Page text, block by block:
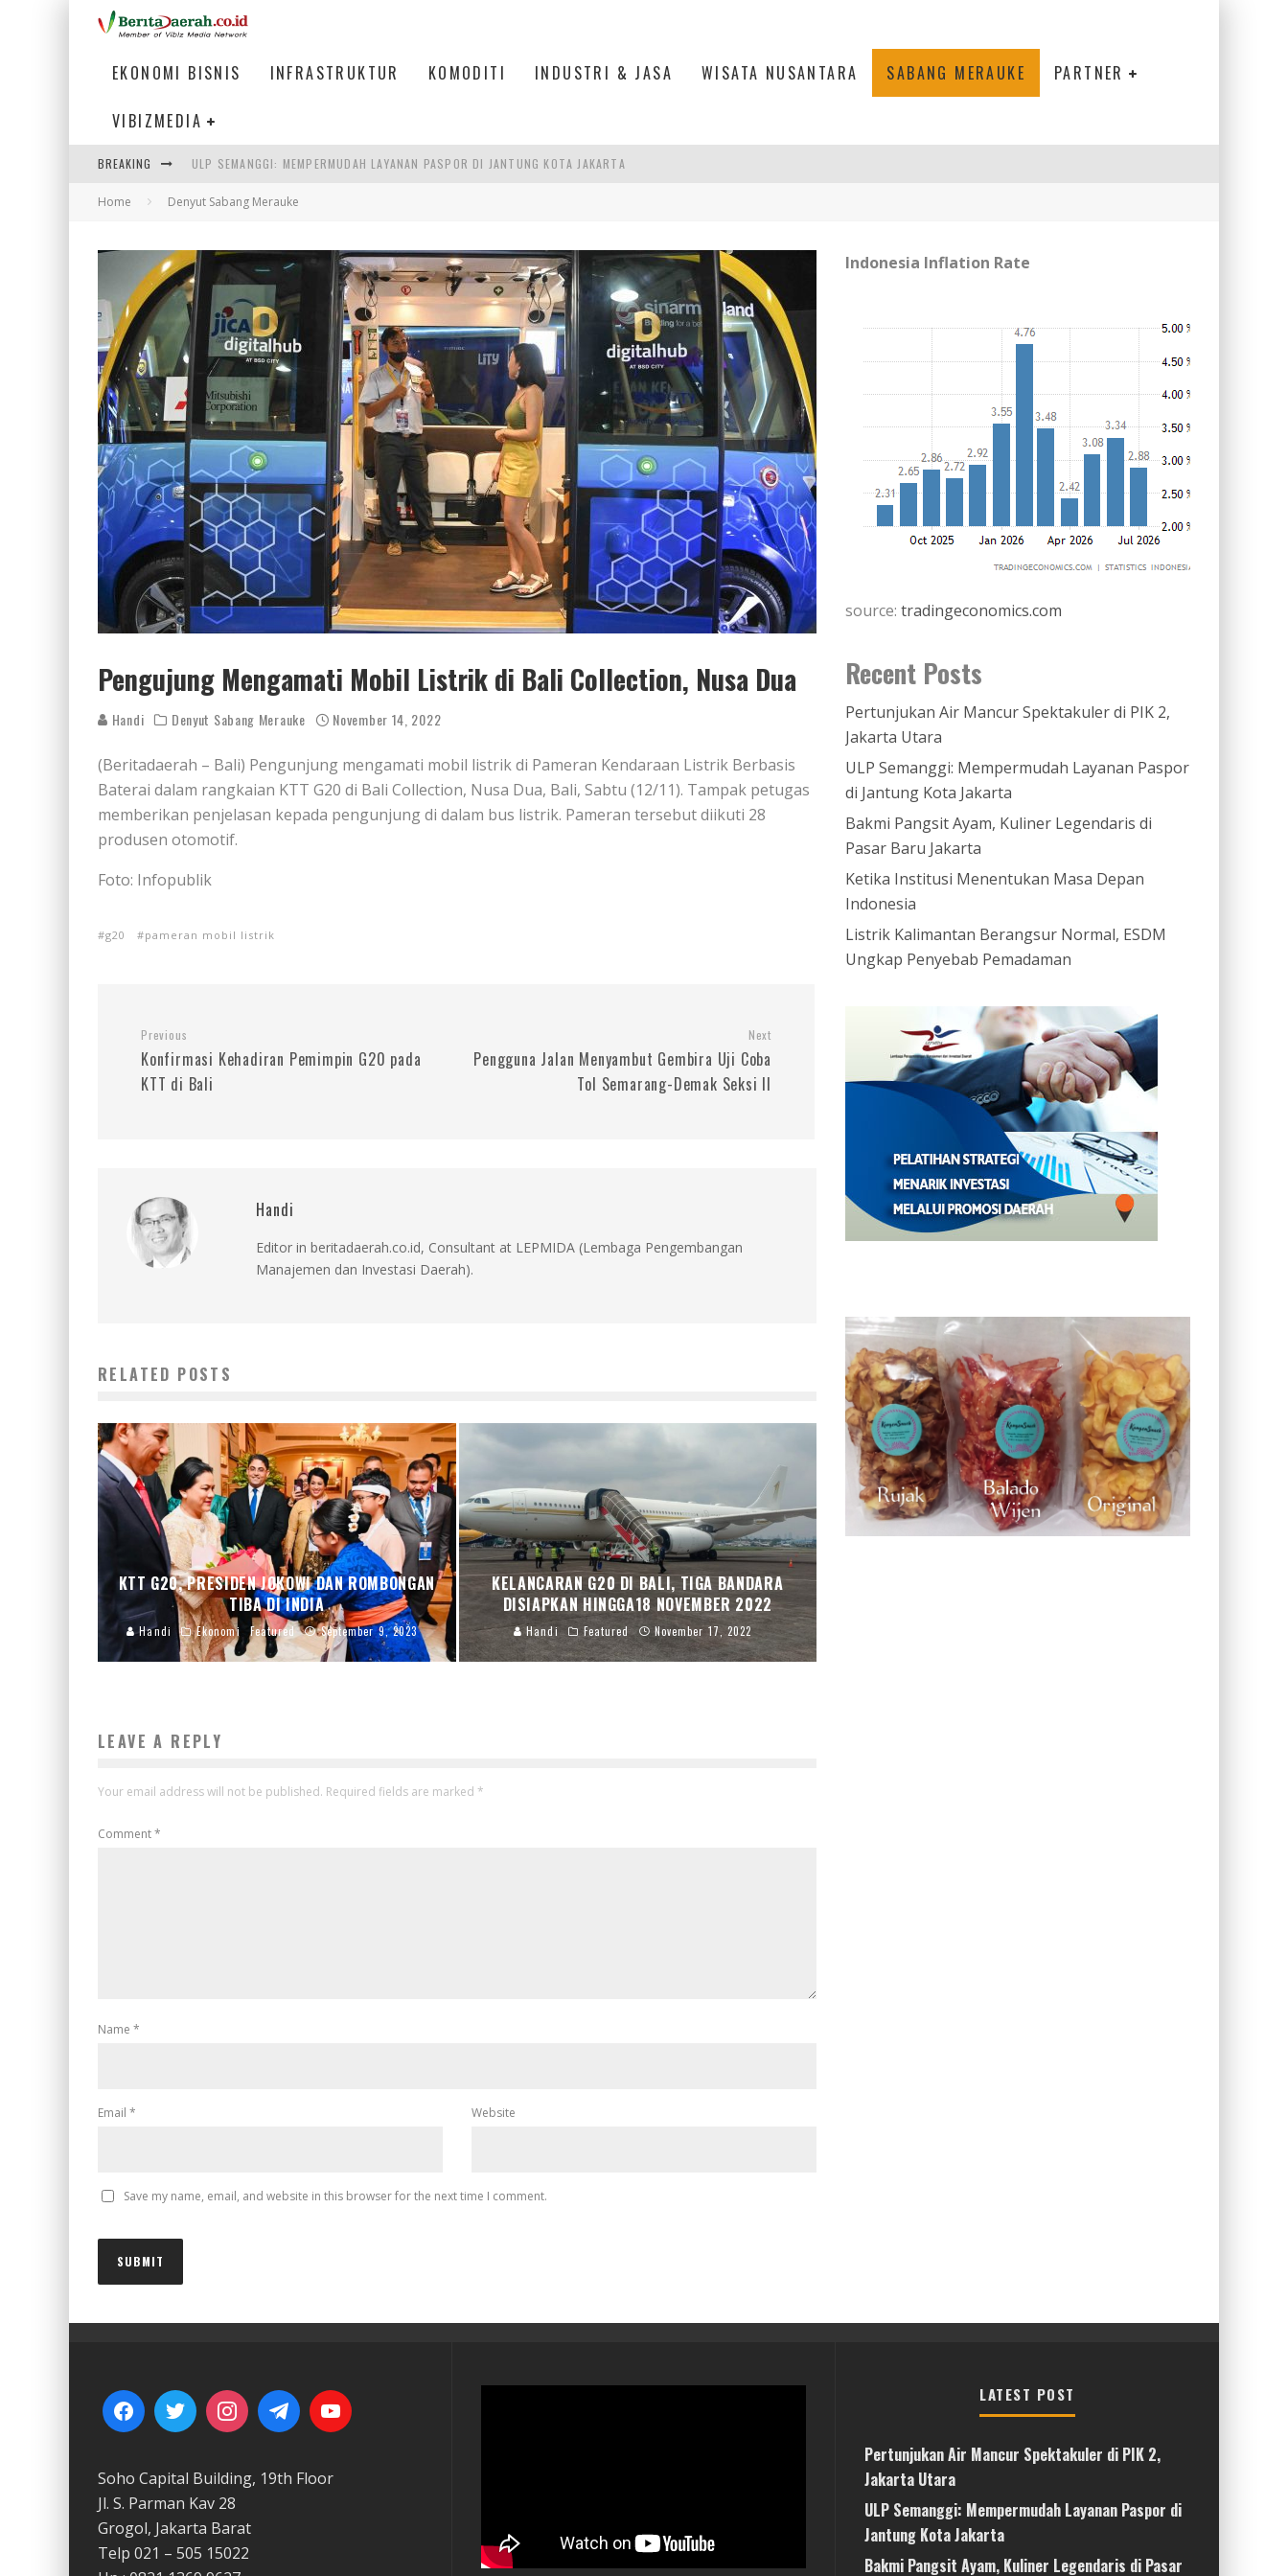
EKONOMI BISNIS INFRASTRUKTUR KOMODITI INDUSTRI & JASA WISATA NUSANTARA SABANG MERAUKE PARTNER
VIBIZMEDIA
BREAKING ULP SEMANGGI: MEMPERMUDAH LAYANAN PASPOR DI JANTUNG KOTA JAKARTA
BAKMI PANGSIT AYAM, KULINER LEGENDARIS DI PASAR BARU JAKARTA
PERTUNJUKAN AIR MANCUR SPEKTAKULER DI PIK 2, JAKARTA UTARA
Home Denyut Sabang Merauke
Pengujung Mengamati Mobil Listrik di Bali Collection, Nusa Dua
Handi Denyut Sabang Merauke November 14, 2022
(Beritadaerah – Bali) Pengunjung mengamati mobil listrik di Pameran Kendaraan Listrik Berbasis
Baterai dalam rangkaian KTT G20 di Bali Collection, Nusa Dua, Bali, Sabtu (12/11). Tampak petugas
memberikan penjelasan kepada pengunjung di dalam bus listrik. Pameran tersebut diikuti 28
produsen otomotif.
Foto: Infopublik
g20 pameran mobil listrik
Previous
Konfirmasi Kehadiran Pemimpin G20 pada
KTT di Bali
Next
Pengguna Jalan Menyambut Gembira Uji Coba
Tol Semarang-Demak Seksi II
Handi
Editor in beritadaerah.co.id, Consultant at LEPMIDA (Lembaga Pengembangan
Manajemen dan Investasi Daerah).
RELATED POSTS
KTT G20, PRESIDEN JOKOWI DAN ROMBONGAN
TIBA DI INDIA
Handi Ekonomi Featured September 9, 2023
KELANCARAN G20 DI BALI, TIGA BANDARA
DISIAPKAN HINGGA18 NOVEMBER 2022
Handi Featured November 17, 2022
LEAVE A REPLY
Your email address will not be published. Required fields are marked *
Comment*
Name *
Email * Website
Save my name, email, and website in this browser for the next time I comment.
Indonesia Inflation Rate
source: tradingeconomics.com
Recent Posts
Pertunjukan Air Mancur Spektakuler di PIK 2,
Jakarta Utara
ULP Semanggi: Mempermudah Layanan Paspor
di Jantung Kota Jakarta
Bakmi Pangsit Ayam, Kuliner Legendaris di
Pasar Baru Jakarta
Ketika Institusi Menentukan Masa Depan
Indonesia
Listrik Kalimantan Berangsur Normal, ESDM
Ungkap Penyebab Pemadaman
Soho Capital Building, 19th Floor
Jl. S. Parman Kav 28
Grogol, Jakarta Barat
Telp 021 – 505 15022
LATEST POST
Pertunjukan Air Mancur Spektakuler di PIK 2,
Jakarta Utara
ULP Semanggi: Mempermudah Layanan Paspor di
Jantung Kota Jakarta
Bakmi Pangsit Ayam, Kuliner Legendaris di Pasar